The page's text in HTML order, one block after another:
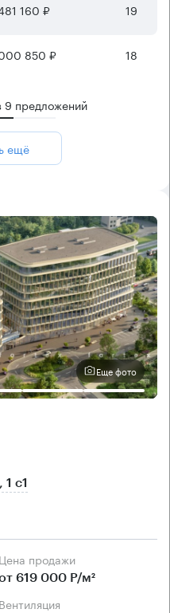
160 ₽ 19
850 ₽ 18
9 предложений
ещё
Еще фото
с1
Цена продажи
619 000 Р/м²
Вентиляция